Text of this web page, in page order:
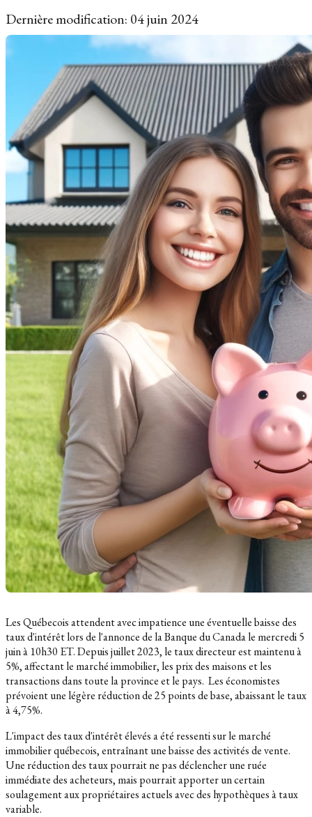
Dernière modification: 04 juin 2024
Les Québecois attendent avec impatience une éventuelle baisse des
taux d'intérêt lors de l'annonce de la Banque du Canada le mercredi 5
juin à 10h30 ET. Depuis juillet 2023, le taux directeur est maintenu à
5%, affectant le marché immobilier, les prix des maisons et les
transactions dans toute la province et le pays. Les économistes
prévoient une légère réduction de 25 points de base, abaissant le taux
à 4,75%.
L'impact des taux d'intérêt élevés a été ressenti sur le marché
immobilier québecois, entraînant une baisse des activités de vente.
Une réduction des taux pourrait ne pas déclencher une ruée
immédiate des acheteurs, mais pourrait apporter un certain
soulagement aux propriétaires actuels avec des hypothèques à taux
variable.